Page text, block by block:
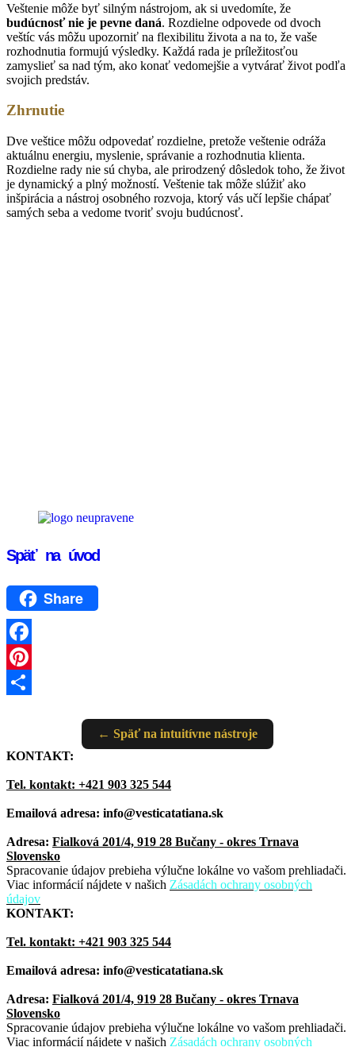
Veštenie môže byť silným nástrojom, ak si uvedomíte, že
budúcnosť nie je pevne daná. Rozdielne odpovede od dvoch
veštíc vás môžu upozorniť na flexibilitu života a na to, že vaše
rozhodnutia formujú výsledky. Každá rada je príležitosťou
zamyslieť sa nad tým, ako konať vedomejšie a vytvárať život podľa
svojich predstáv.
Zhrnutie
Dve veštice môžu odpovedať rozdielne, pretože veštenie odráža
aktuálnu energiu, myslenie, správanie a rozhodnutia klienta.
Rozdielne rady nie sú chyba, ale prirodzený dôsledok toho, že život
je dynamický a plný možností. Veštenie tak môže slúžiť ako
inšpirácia a nástroj osobného rozvoja, ktorý vás učí lepšie chápať
samých seba a vedome tvoriť svoju budúcnosť.
Späť na úvod
Share
Facebook
Pinterest
← Späť na intuitívne nástroje
KONTAKT:
Tel. kontakt: +421 903 325 544
Emailová adresa: info@vesticatatiana.sk
Adresa: Fialková 201/4, 919 28 Bučany - okres Trnava
Slovensko
Spracovanie údajov prebieha výlučne lokálne vo vašom prehliadači.
Viac informácií nájdete v našich Zásadách ochrany osobných
údajov
KONTAKT:
Tel. kontakt: +421 903 325 544
Emailová adresa: info@vesticatatiana.sk
Adresa: Fialková 201/4, 919 28 Bučany - okres Trnava
Slovensko
Spracovanie údajov prebieha výlučne lokálne vo vašom prehliadači.
Viac informácií nájdete v našich Zásadách ochrany osobných